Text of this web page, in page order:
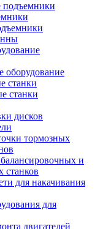
станки
станки
дисков
тормозных
и
для накачивания
для
двигателей